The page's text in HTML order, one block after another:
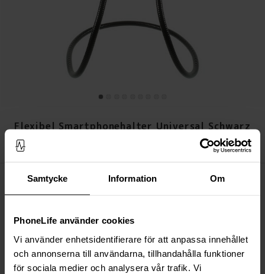
Samtycke Information Om
PhoneLife använder cookies
Vi använder enhetsidentifierare för att anpassa innehållet
och annonserna till användarna, tillhandahålla funktioner
för sociala medier och analysera vår trafik. Vi
Flexibel Smartphonehalter Universal Schwarz
Preis
19,95 €
Auf Lager (18 Stück)
Immer kostenloser Versand
Versand aus unserem Lager in Schweden